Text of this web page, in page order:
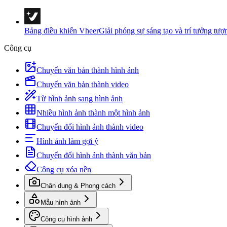
Bảng điều khiển VheerGiải phóng sự sáng tạo và trí tưởng
Công cụ
Chuyển văn bản thành hình ảnh
Chuyển văn bản thành video
Từ hình ảnh sang hình ảnh
Nhiều hình ảnh thành một hình ảnh
Chuyển đổi hình ảnh thành video
Hình ảnh làm gợi ý
Chuyển đổi hình ảnh thành văn bản
Công cụ xóa nền
Chân dung & Phong cách
Mẫu hình ảnh
Công cụ hình ảnh